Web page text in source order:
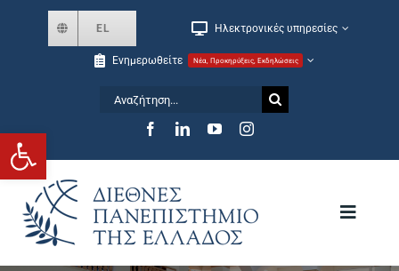
Ανοίξτε τη γραμμή εργαλείων
EL Ηλεκτρονικές υπηρεσίες
Ενημερωθείτε Νέα, Προκηρύξεις, Εκδηλώσεις
Αναζήτηση
Toggle